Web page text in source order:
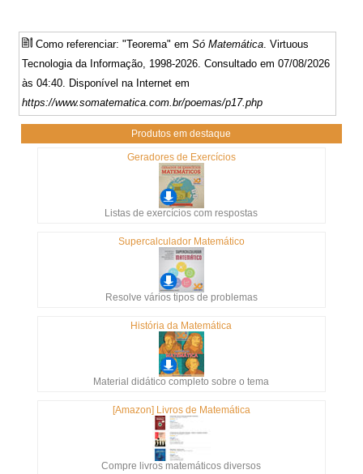
Como referenciar: "Teorema" emSó Matemática. Virtuous
Tecnologia da Informação, 1998-2026. Consultado em 07/08/2026
às 04:40. Disponível na Internet em
https://www.somatematica.com.br/poemas/p17.php
Produtos em destaque
Geradores de Exercícios
Listas de exercícios com respostas
Supercalculador Matemático
Resolve vários tipos de problemas
História da Matemática
Material didático completo sobre o tema
[Amazon] Livros de Matemática
Compre livros matemáticos diversos